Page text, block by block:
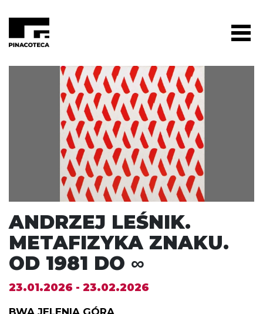
ANDRZEJ LEŚNIK.
METAFIZYKA ZNAKU.
OD 1981 DO ∞
23.01.2026 - 23.02.2026
BWA JELENIA GÓRA